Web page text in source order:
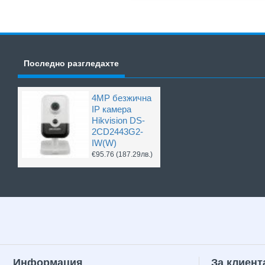
Последно разгледахте
4MP безжична
IP камера
Hikvision DS-
2CD2443G2-
IW(W)
€95.76(187.29лв.)
Информация За